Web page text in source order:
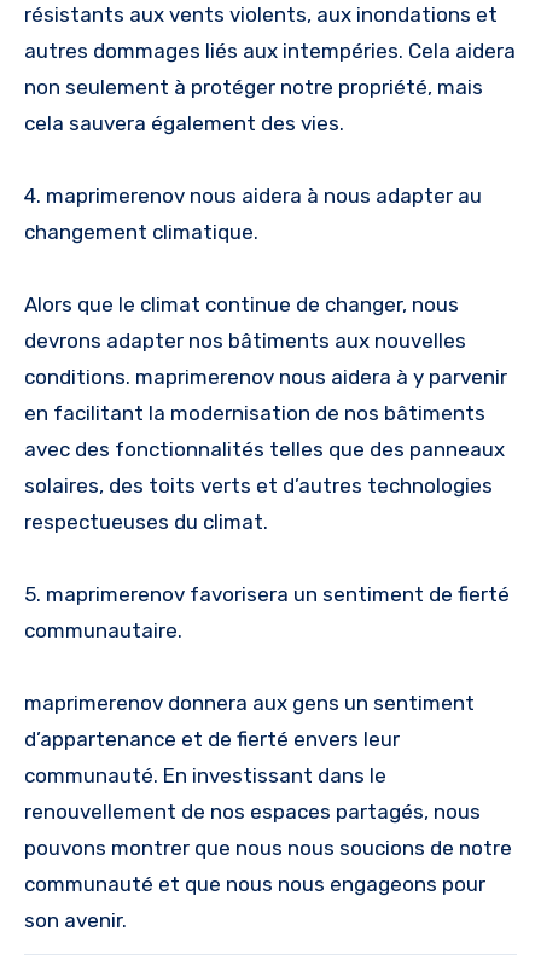
résistants aux vents violents, aux inondations et
autres dommages liés aux intempéries. Cela aidera
non seulement à protéger notre propriété, mais
cela sauvera également des vies.
4. maprimerenov nous aidera à nous adapter au
changement climatique.
Alors que le climat continue de changer, nous
devrons adapter nos bâtiments aux nouvelles
conditions. maprimerenov nous aidera à y parvenir
en facilitant la modernisation de nos bâtiments
avec des fonctionnalités telles que des panneaux
solaires, des toits verts et d’autres technologies
respectueuses du climat.
5. maprimerenov favorisera un sentiment de fierté
communautaire.
maprimerenov donnera aux gens un sentiment
d’appartenance et de fierté envers leur
communauté. En investissant dans le
renouvellement de nos espaces partagés, nous
pouvons montrer que nous nous soucions de notre
communauté et que nous nous engageons pour
son avenir.